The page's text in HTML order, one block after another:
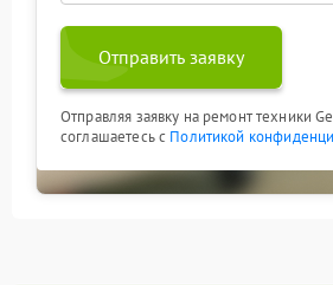
Отправить заявку
Отправляя заявку на ремонт техники
соглашаетесь с Политикой